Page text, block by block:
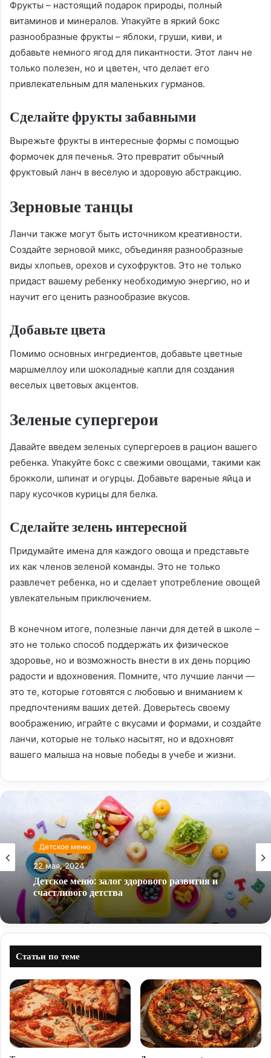
Фрукты – настоящий подарок природы, полный
витаминов и минералов. Упакуйте в яркий бокс
разнообразные фрукты – яблоки, груши, киви, и
добавьте немного ягод для пикантности. Этот ланч не
только полезен, но и цветен, что делает его
привлекательным для маленьких гурманов.
Сделайте фрукты забавными
Вырежьте фрукты в интересные формы с помощью
формочек для печенья. Это превратит обычный
фруктовый ланч в веселую и здоровую абстракцию.
Зерновые танцы
Ланчи также могут быть источником креативности.
Создайте зерновой микс, объединяя разнообразные
виды хлопьев, орехов и сухофруктов. Это не только
придаст вашему ребенку необходимую энергию, но и
научит его ценить разнообразие вкусов.
Добавьте цвета
Помимо основных ингредиентов, добавьте цветные
маршмеллоу или шоколадные капли для создания
веселых цветовых акцентов.
Зеленые супергерои
Давайте введем зеленых супергероев в рацион вашего
ребенка. Упакуйте бокс с свежими овощами, такими как
брокколи, шпинат и огурцы. Добавьте вареные яйца и
пару кусочков курицы для белка.
Сделайте зелень интересной
Придумайте имена для каждого овоща и представьте
их как членов зеленой команды. Это не только
развлечет ребенка, но и сделает употребление овощей
увлекательным приключением.
В конечном итоге, полезные ланчи для детей в школе –
это не только способ поддержать их физическое
здоровье, но и возможность внести в их день порцию
радости и вдохновения. Помните, что лучшие ланчи —
это те, которые готовятся с любовью и вниманием к
предпочтениям ваших детей. Доверьтесь своему
воображению, играйте с вкусами и формами, и создайте
ланчи, которые не только насытят, но и вдохновят
вашего малыша на новые победы в учебе и жизни.
Детское меню
22 мая, 2024
Детское меню: залог здорового развития и
счастливого детства
Статьи по теме